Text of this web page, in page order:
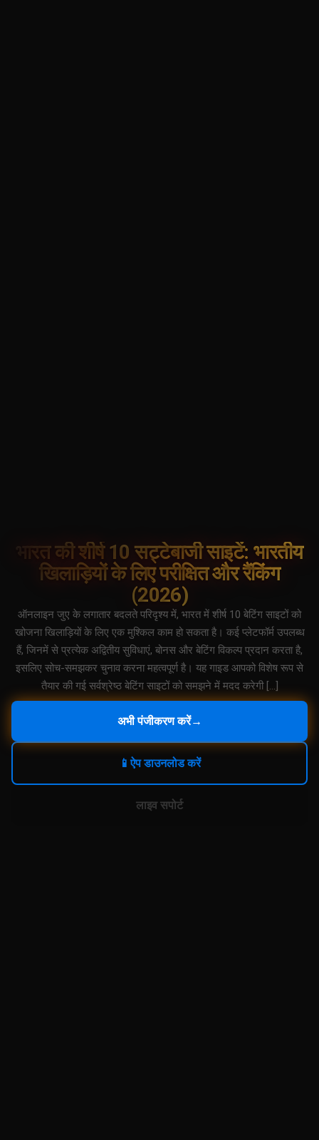
भारत की शीर्ष 10 सट्टेबाजी साइटें: भारतीय
खिलाड़ियों के लिए परीक्षित और रैंकिंग
(2026)
ऑनलाइन जुए के लगातार बदलते परिदृश्य में, भारत में शीर्ष 10 बेटिंग साइटों को
खोजना खिलाड़ियों के लिए एक मुश्किल काम हो सकता है। कई प्लेटफॉर्म उपलब्ध
हैं, जिनमें से प्रत्येक अद्वितीय सुविधाएं, बोनस और बेटिंग विकल्प प्रदान करता है,
इसलिए सोच-समझकर चुनाव करना महत्वपूर्ण है। यह गाइड आपको विशेष रूप से
तैयार की गई सर्वश्रेष्ठ बेटिंग साइटों को समझने में मदद करेगी […]
अभी पंजीकरण करें→
📱ऐप डाउनलोड करें
लाइव सपोर्ट